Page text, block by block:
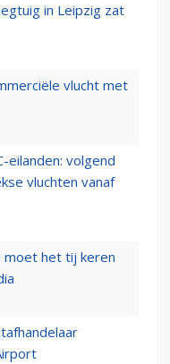
in Leipzig zat
vlucht met
eilanden: volgend
vluchten vanaf
moet het tij keren